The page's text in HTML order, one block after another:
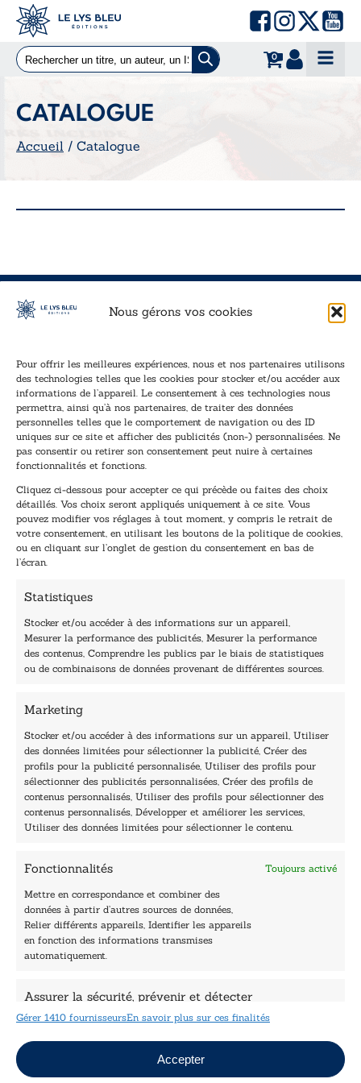
Nous gérons vos cookies
Pour offrir les meilleures expériences, nous et nos partenaires utilisons
des technologies telles que les cookies pour stocker et/ou accéder aux
informations de l’appareil. Le consentement à ces technologies nous
permettra, ainsi qu’à nos partenaires, de traiter des données
personnelles telles que le comportement de navigation ou des ID
uniques sur ce site et afficher des publicités (non-) personnalisées. Ne
pas consentir ou retirer son consentement peut nuire à certaines
fonctionnalités et fonctions.
Cliquez ci-dessous pour accepter ce qui précède ou faites des choix
détaillés. Vos choix seront appliqués uniquement à ce site. Vous
pouvez modifier vos réglages à tout moment, y compris le retrait de
votre consentement, en utilisant les boutons de la politique de cookies,
ou en cliquant sur l’onglet de gestion du consentement en bas de
l’écran.
Statistiques
Stocker et/ou accéder à des informations sur un appareil,
Mesurer la performance des publicités, Mesurer la performance
des contenus, Comprendre les publics par le biais de statistiques
ou de combinaisons de données provenant de différentes sources.
Marketing
Stocker et/ou accéder à des informations sur un appareil, Utiliser
des données limitées pour sélectionner la publicité, Créer des
profils pour la publicité personnalisée, Utiliser des profils pour
sélectionner des publicités personnalisées, Créer des profils de
contenus personnalisés, Utiliser des profils pour sélectionner des
contenus personnalisés, Développer et améliorer les services,
Utiliser des données limitées pour sélectionner le contenu.
Fonctionnalités Toujours activé
Mettre en correspondance et combiner des
données à partir d’autres sources de données,
Relier différents appareils, Identifier les appareils
en fonction des informations transmises
automatiquement.
Assurer la sécurité, prévenir et détecter
la fraude et réparer les erreurs, Fournir
contenu, Enregistrer et communiquer
les choix en matière de confidentialité.
Gérer 1410 fournisseursEn savoir plus sur ces finalités
Accepter
0
CATALOGUE
Accueil / Catalogue
Inscription à la newsletter
E
-
m
a
i
l
m
a
i
l
i
l
E
-
m
a
i
l
*
TENEZ-MOI AU COURANT !
01 76 50 38 88
Horaires du standard
De mardi à vendredi :
9h - 12h et 13h30 - 16h30
Navigation
Accueil
Être édité
Contactez-nous
Les Plumes du Lys Bleu
Prix sciences humaines et sociales
Nos collections
Nos auteurs
Essai & docs
Sciences humaines
Pratique
Le Petit Lys
Données légales
Conditions Générales de vente
Politique de cookies
Mentions légales
Jeux concours